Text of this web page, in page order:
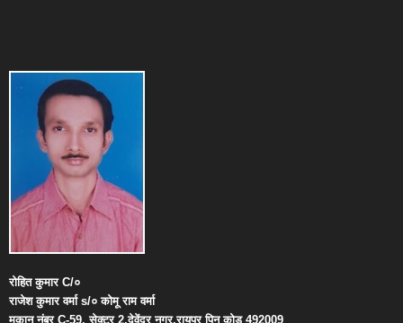
रोहित कुमारC/०
राजेश कुमार वर्माs/० कोमू राम वर्मा
मकान नंबरC-59,सेक्टर2,देवेंद्र नगर,रायपुर पिन कोड492009